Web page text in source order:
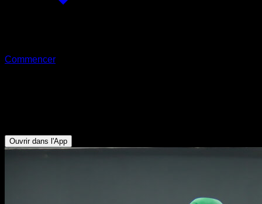
Commencer
Ouvrir dans l'App